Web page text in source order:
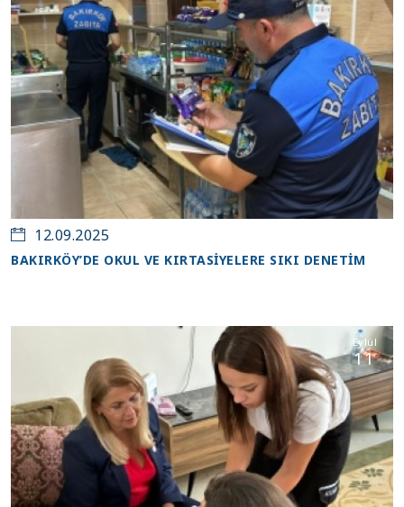
12.09.2025
BAKIRKÖY’DE OKUL VE KIRTASİYELERE SIKI DENETİM
Eylül
11